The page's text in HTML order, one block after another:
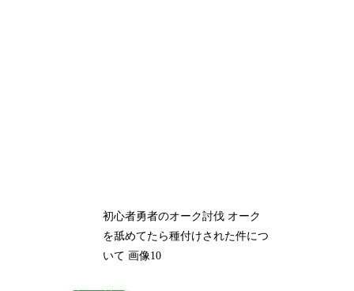
初心者勇者のオーク討伐 オーク
を舐めてたら種付けされた件につ
いて 画像10